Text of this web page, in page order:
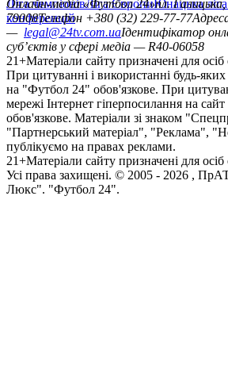
Ліга чемпіонівЛіга ЄвропиЮнацька
конференцій
Онлайн-медіа «Футбол 24»пл.
79008Телефон +380 (32) 229-77-77
— legal@24tv.com.uaІдентифікатор
суб’єктів у сфері медіа — R40-06058
21+Матеріали сайту призначені для
При цитуванні і використанні будь-
на "Футбол 24" обов'язкове. При
мережі Інтернет гіперпосилання на сайт
обов'язкове. Матеріали зі знаком
"Партнерський матеріал", "Реклама",
публікуємо на правах реклами.
21+Матеріали сайту призначені для
Усi права захищенi. © 2005 - 2026 , ПрАТ
Люкс". "Футбол 24".